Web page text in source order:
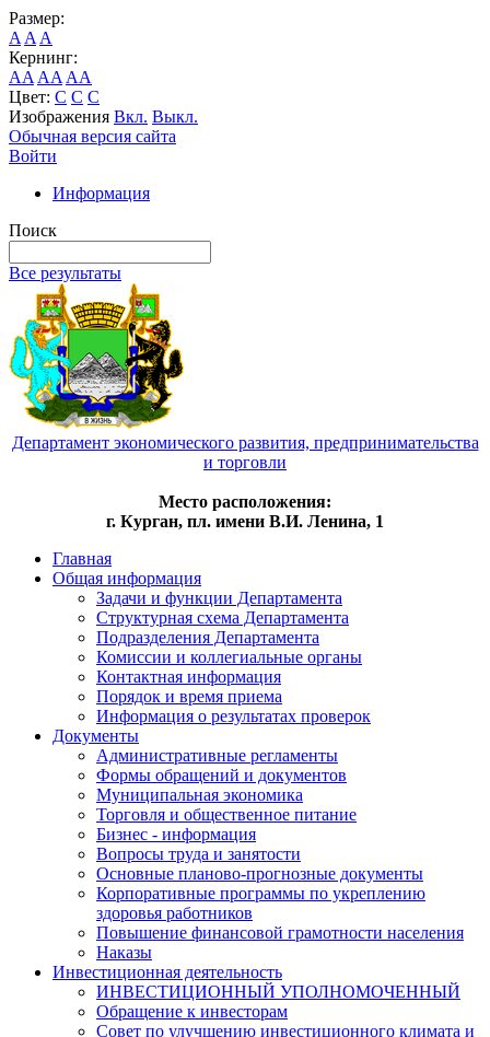
Размер:
A A A
Кернинг:
AA AA AA
Цвет: C C C
Изображения Вкл. Выкл.
Обычная версия сайта
Войти
Информация
Поиск
Все результаты
Департамент экономического развития, предпринимательства
и торговли
Место расположения:
г. Курган, пл. имени В.И. Ленина, 1
Главная
Общая информация
Задачи и функции Департамента
Структурная схема Департамента
Подразделения Департамента
Комиссии и коллегиальные органы
Контактная информация
Порядок и время приема
Информация о результатах проверок
Документы
Административные регламенты
Формы обращений и документов
Муниципальная экономика
Торговля и общественное питание
Бизнес - информация
Вопросы труда и занятости
Основные планово-прогнозные документы
Корпоративные программы по укреплению
здоровья работников
Повышение финансовой грамотности населения
Наказы
Инвестиционная деятельность
ИНВЕСТИЦИОННЫЙ УПОЛНОМОЧЕННЫЙ
Обращение к инвесторам
Совет по улучшению инвестиционного климата и